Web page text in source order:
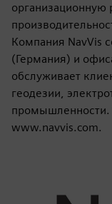
организационную
Компания NavVis
(Германия) и
обслуживает
геодезии,
промышленности.
www.navvis.com.